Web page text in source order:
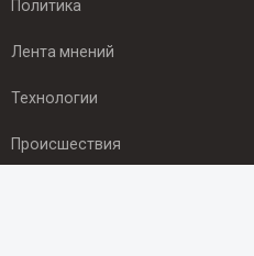
Политика
Лента мнений
Технологии
Происшествия